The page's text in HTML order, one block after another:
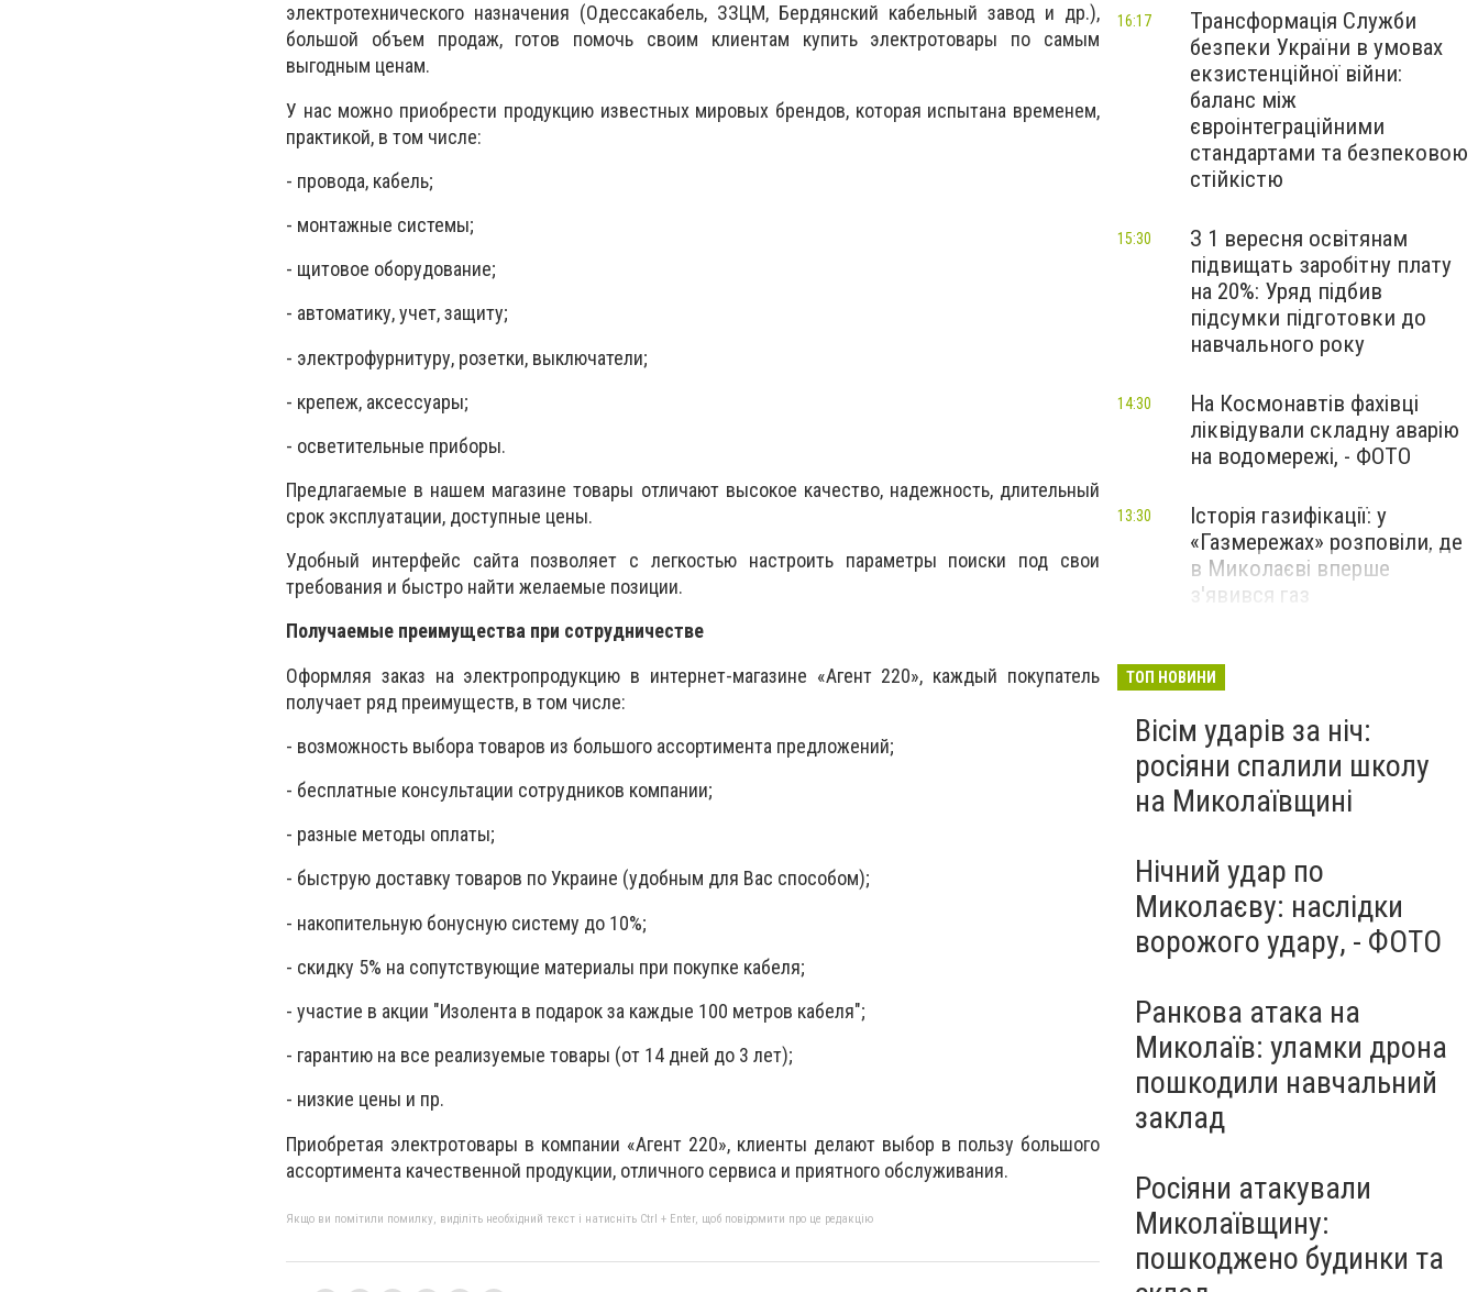
электротехнического назначения (Одессакабель, ЗЗЦМ, Бердянский кабельный завод и др.),
большой объем продаж, готов помочь своим клиентам купить электротовары по самым
выгодным ценам.
У нас можно приобрести продукцию известных мировых брендов, которая испытана временем,
практикой, в том числе:
- провода, кабель;
- монтажные системы;
- щитовое оборудование;
- автоматику, учет, защиту;
- электрофурнитуру, розетки, выключатели;
- крепеж, аксессуары;
- осветительные приборы.
Предлагаемые в нашем магазине товары отличают высокое качество, надежность, длительный
срок эксплуатации, доступные цены.
Удобный интерфейс сайта позволяет с легкостью настроить параметры поиски под свои
требования и быстро найти желаемые позиции.
Получаемые преимущества при сотрудничестве
Оформляя заказ на электропродукцию в интернет-магазине «Агент 220», каждый покупатель
получает ряд преимуществ, в том числе:
- возможность выбора товаров из большого ассортимента предложений;
- бесплатные консультации сотрудников компании;
- разные методы оплаты;
- быструю доставку товаров по Украине (удобным для Вас способом);
- накопительную бонусную систему до 10%;
- скидку 5% на сопутствующие материалы при покупке кабеля;
- участие в акции "Изолента в подарок за каждые 100 метров кабеля";
- гарантию на все реализуемые товары (от 14 дней до 3 лет);
- низкие цены и пр.
Приобретая электротовары в компании «Агент 220», клиенты делают выбор в пользу большого
ассортимента качественной продукции, отличного сервиса и приятного обслуживания.
Якщо ви помітили помилку, виділіть необхідний текст і натисніть Ctrl + Enter, щоб повідомити про це редакцію
Трансформація Служби
безпеки України в умовах
екзистенційної війни:
баланс між
євроінтеграційними
стандартами та безпековою
стійкістю
16:17
З 1 вересня освітянам
підвищать заробітну плату
на 20%: Уряд підбив
підсумки підготовки до
навчального року
15:30
На Космонавтів фахівці
ліквідували складну аварію
на водомережі, - ФОТО
14:30
Історія газифікації: у
«Газмережах» розповіли, де
в Миколаєві вперше
з'явився газ
13:30
Миколаєві 2026: шукаємо
перезавантаження
ПАРТНЕРСЬКИЙ СПЕЦПРОЄКТ
ТОП НОВИНИ
Вісім ударів за ніч:
росіяни спалили школу
на Миколаївщині
Нічний удар по
Миколаєву: наслідки
ворожого удару, - ФОТО
Ранкова атака на
Миколаїв: уламки дрона
пошкодили навчальний
заклад
Росіяни атакували
Миколаївщину:
пошкоджено будинки та